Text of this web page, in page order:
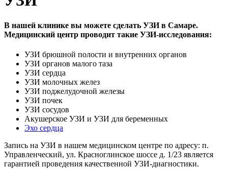
В нашей клинике вы можете сделать УЗИ в Самаре.
Медицинский центр проводит такие УЗИ-исследования:
УЗИ брюшной полости и внутренних органов
УЗИ органов малого таза
УЗИ сердца
УЗИ молочных желез
УЗИ поджелудочной железы
УЗИ почек
УЗИ сосудов
Акушерское УЗИ и УЗИ для беременных
Эхо сердца
Запись на УЗИ в нашем медицинском центре по адресу: п.
Управленческий, ул. Красноглинское шоссе д. 1/23 является
гарантией проведения качественной УЗИ-диагностики.